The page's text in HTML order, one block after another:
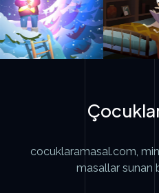
cocuklaramasal.com,
masallar sunan